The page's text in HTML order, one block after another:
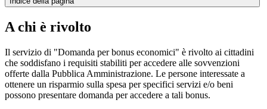
A chi è rivolto
Il servizio di "Domanda per bonus economici" è rivolto ai cittadini
che soddisfano i requisiti stabiliti per accedere alle sovvenzioni
offerte dalla Pubblica Amministrazione. Le persone interessate a
ottenere un risparmio sulla spesa per specifici servizi e/o beni
possono presentare domanda per accedere a tali bonus.